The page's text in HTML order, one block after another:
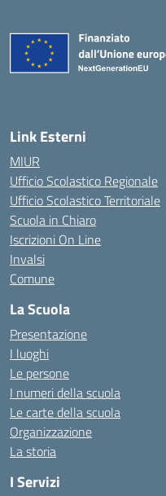
Link Esterni
MIUR
Ufficio Scolastico Regionale
Ufficio Scolastico Territoriale
Scuola in Chiaro
Iscrizioni On Line
Invalsi
Comune
La Scuola
Presentazione
I luoghi
Le persone
I numeri della scuola
Le carte della scuola
Organizzazione
La storia
I Servizi